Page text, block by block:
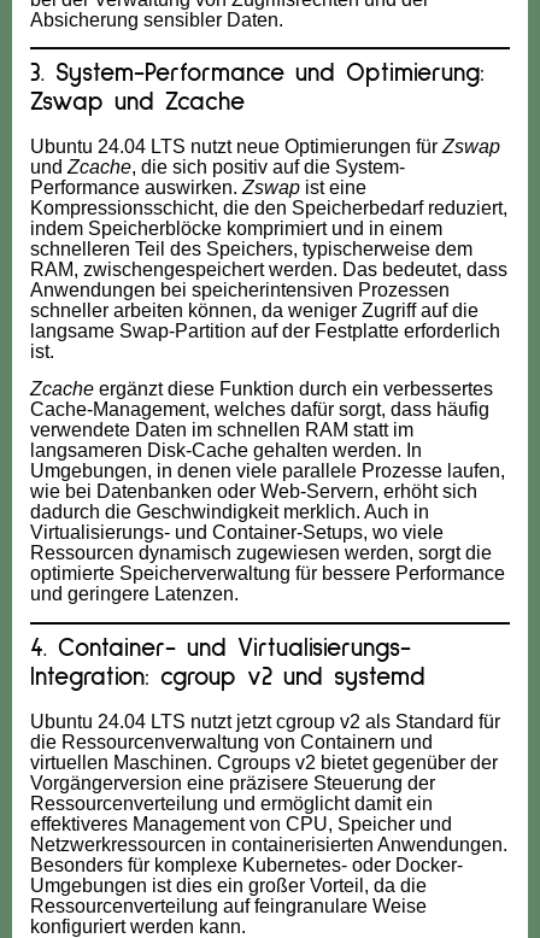
Absicherung sensibler Daten.
3. System-Performance und Optimierung:
Zswap und Zcache
Ubuntu 24.04 LTS nutzt neue Optimierungen fürZswap
undZcache, die sich positiv auf die System-
Performance auswirken.Zswap ist eine
Kompressionsschicht, die den Speicherbedarf reduziert,
indem Speicherblöcke komprimiert und in einem
schnelleren Teil des Speichers, typischerweise dem
RAM, zwischengespeichert werden. Das bedeutet, dass
Anwendungen bei speicherintensiven Prozessen
schneller arbeiten können, da weniger Zugriff auf die
langsame Swap-Partition auf der Festplatte erforderlich
ist.
Zcache ergänzt diese Funktion durch ein verbessertes
Cache-Management, welches dafür sorgt, dass häufig
verwendete Daten im schnellen RAM statt im
langsameren Disk-Cache gehalten werden. In
Umgebungen, in denen viele parallele Prozesse laufen,
wie bei Datenbanken oder Web-Servern, erhöht sich
dadurch die Geschwindigkeit merklich. Auch in
Virtualisierungs- und Container-Setups, wo viele
Ressourcen dynamisch zugewiesen werden, sorgt die
optimierte Speicherverwaltung für bessere Performance
und geringere Latenzen.
4. Container- und Virtualisierungs-
Integration: cgroup v2 und systemd
Ubuntu 24.04 LTS nutzt jetzt cgroup v2 als Standard für
die Ressourcenverwaltung von Containern und
virtuellen Maschinen. Cgroups v2 bietet gegenüber der
Vorgängerversion eine präzisere Steuerung der
Ressourcenverteilung und ermöglicht damit ein
effektiveres Management von CPU, Speicher und
Netzwerkressourcen in containerisierten Anwendungen.
Besonders für komplexe Kubernetes- oder Docker-
Umgebungen ist dies ein großer Vorteil, da die
Ressourcenverteilung auf feingranulare Weise
konfiguriert werden kann.